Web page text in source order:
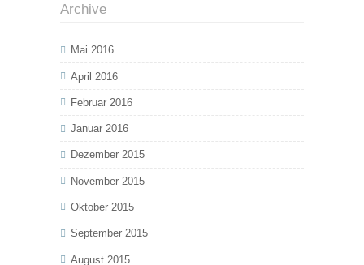
Archive
Mai 2016
April 2016
Februar 2016
Januar 2016
Dezember 2015
November 2015
Oktober 2015
September 2015
August 2015